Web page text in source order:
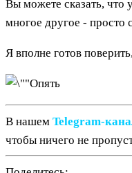
Вы можете сказать, что
многое другое - просто
Я вполне готов
В нашем
чтобы ничего не